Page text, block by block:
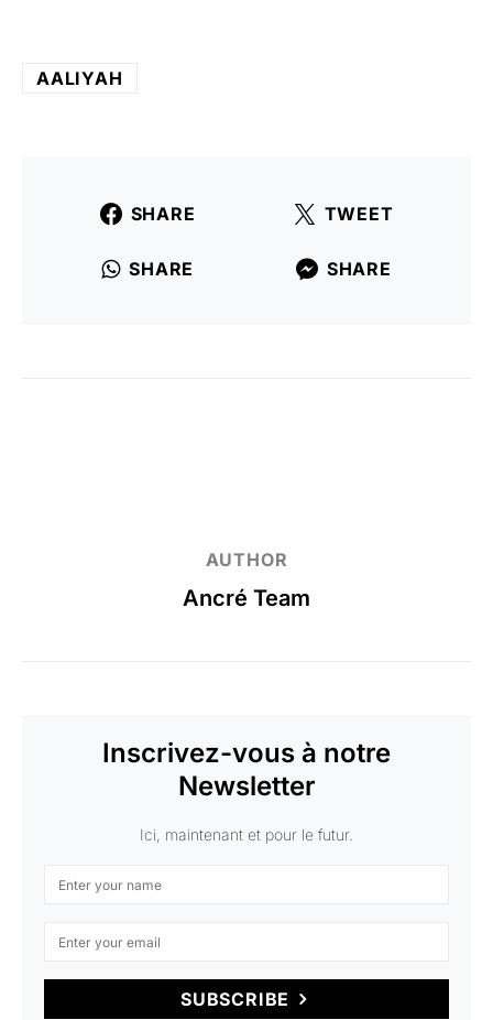
AALIYAH
SHARE TWEET
SHARE SHARE
AUTHOR
Ancré Team
Inscrivez-vous à notre
Newsletter
Ici, maintenant et pour le futur.
SUBSCRIBE